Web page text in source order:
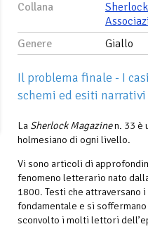
Collana
Genere Giallo
Il problema finale - I
schemi ed esiti
La Sherlock Magazinen. 33 è
holmesiano di ogni livello.
Vi sono articoli di
fenomeno letterario nato
1800. Testi che
fondamentale e si
sconvolto i molti lettori